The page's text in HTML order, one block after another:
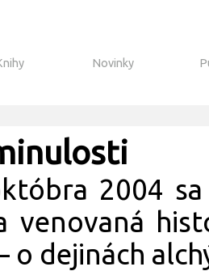
Novinky
2004
venovaná
o dejinách